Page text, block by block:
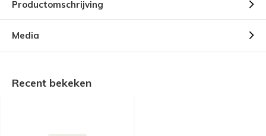
Productomschrijving
Media
Recent bekeken